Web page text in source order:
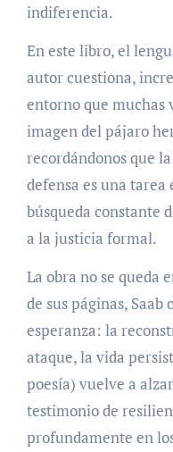
indiferencia.
En este libro, el
autor cuestiona,
entorno que muchas
imagen del pájaro
recordándonos que
defensa es una
búsqueda constante
a la justicia formal.
La obra no se queda
de sus páginas,
esperanza: la
ataque, la vida
poesía) vuelve a
testimonio de
profundamente en